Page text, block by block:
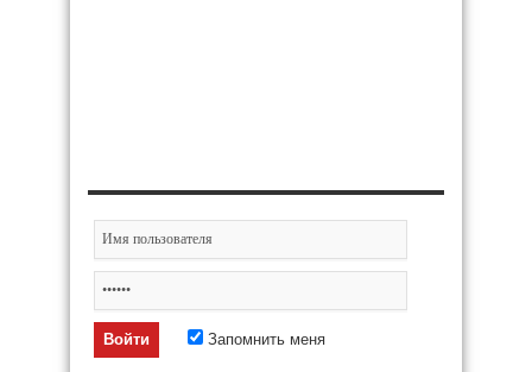
Запомнить меня